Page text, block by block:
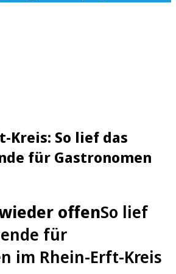
Kreis: So lief das
für Gastronomen
offenSo lief
für
im Rhein-Erft-Kreis